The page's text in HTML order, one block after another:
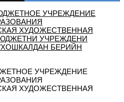
УЧРЕЖДЕНИЕ
ХУДОЖЕСТВЕННАЯ